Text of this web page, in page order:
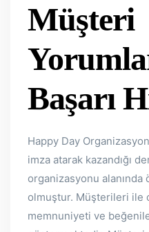
Müşteri
Başarı
Happy Day
imza atarak kazandığı
organizasyonu alanında
olmuştur. Müşterileri ile
memnuniyeti ve